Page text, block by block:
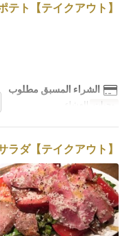
【テイクアウト】マッシュポテト
الشراء المسبق مطلوب
وجبات العشاء
【テイクアウト】特製Carneサラダ